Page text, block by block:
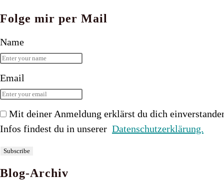
Folge mir per Mail
Name
Email
Mit deiner Anmeldung erklärst du dich
Infos findest du in unserer Datenschutzerklärung.
Blog-Archiv